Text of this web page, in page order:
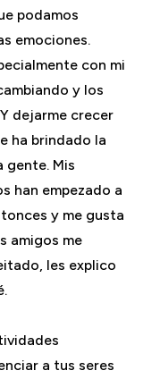
podamos
emociones.
con mi
y los
dejarme crecer
ha brindado la
gente. Mis
han empezado a
y me gusta
amigos me
les explico
a tus seres